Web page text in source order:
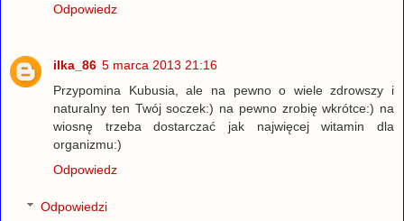
Odpowiedz
ilka_86 5 marca 2013 21:16
Przypomina Kubusia, ale na pewno o wiele zdrowszy i
naturalny ten Twój soczek:) na pewno zrobię wkrótce:) na
wiosnę trzeba dostarczać jak najwięcej witamin dla
organizmu:)
Odpowiedz
Odpowiedzi